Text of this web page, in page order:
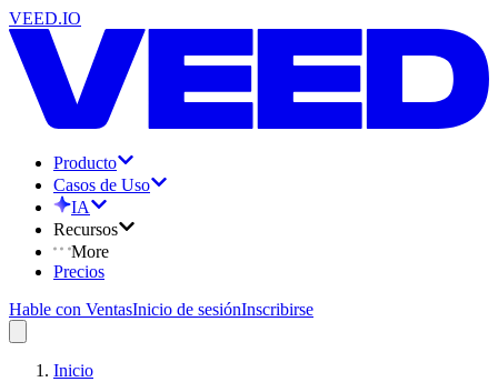
VEED.IO
Producto
Casos de Uso
IA
Recursos
More
Precios
Hable con VentasInicio de sesiónInscribirse
Inicio